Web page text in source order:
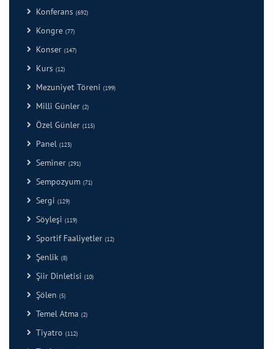
Konferans (692)
Kongre (77)
Konser (147)
Kurs (12)
Mezuniyet Töreni (199)
Milli Günler (2)
Özel Günler (115)
Panel (123)
Seminer (291)
Sempozyum (71)
Sergi (129)
Söyleşi (119)
Sportif Faaliyetler (12)
Şenlik (8)
Şiir Dinletisi (10)
Şölen (5)
Temel Atma (2)
Tiyatro (112)